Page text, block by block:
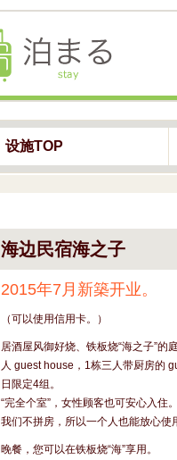
设施TOP
海边民宿海之子
2015年7月新築开业。
（可以使用信用卡。）
居酒屋风御好烧、铁板烧“海之子”的
人 guest house，1栋三人带厨房的
日限定4组。
“完全个室”，女性顾客也可安心入住。
我们不拼房，所以一个人也能放心使
晚餐，您可以在铁板烧“海”享用。